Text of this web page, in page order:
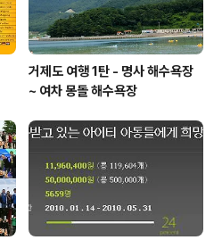
거제도 여행 1탄 - 명사 해수욕장
~ 여차 몽돌 해수욕장